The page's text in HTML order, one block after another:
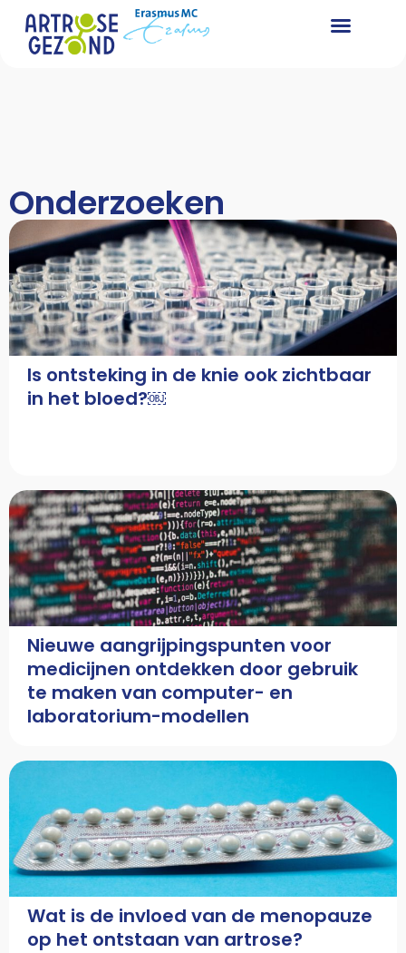
Onderzoeken
Is ontsteking in de knie ook zichtbaar
in het bloed?￼
Nieuwe aangrijpingspunten voor
medicijnen ontdekken door gebruik
te maken van computer- en
laboratorium-modellen
Wat is de invloed van de menopauze
op het ontstaan van artrose?